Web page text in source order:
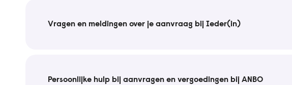
Vragen en meldingen over je aanvraag bij Ieder(in)
Persoonlijke hulp bij aanvragen en vergoedingen bij ANBO